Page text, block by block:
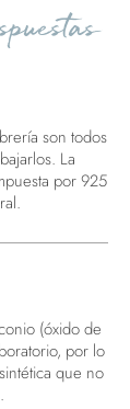
son todos
La
por 925
(óxido de
por lo
que no